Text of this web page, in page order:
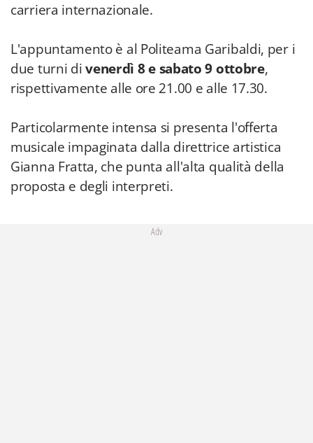
carriera internazionale.
L'appuntamento è al Politeama Garibaldi, per i
due turni divenerdì 8 e sabato 9 ottobre,
rispettivamente alle ore 21.00 e alle 17.30.
Particolarmente intensa si presenta l'offerta
musicale impaginata dalla direttrice artistica
Gianna Fratta, che punta all'alta qualità della
proposta e degli interpreti.
Adv